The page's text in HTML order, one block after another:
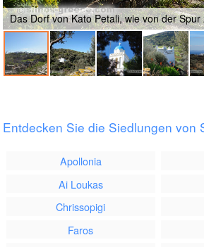
Das Dorf von Kato Petali, wie von der
Entdecken Sie die Siedlungen von
Apollonia
Ai Loukas
Chrissopigi
Faros